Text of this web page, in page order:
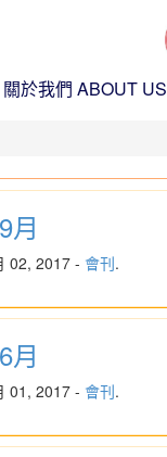
關於我們 ABOUT US
月
02, 2017 - 會刊.
月
01, 2017 - 會刊.